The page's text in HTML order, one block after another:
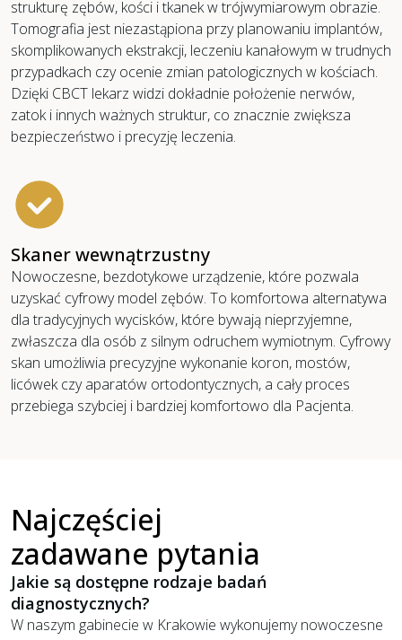
strukturę zębów, kości i tkanek w trójwymiarowym obrazie.
Tomografia jest niezastąpiona przy planowaniu implantów,
skomplikowanych ekstrakcji, leczeniu kanałowym w trudnych
przypadkach czy ocenie zmian patologicznych w kościach.
Dzięki CBCT lekarz widzi dokładnie położenie nerwów,
zatok i innych ważnych struktur, co znacznie zwiększa
bezpieczeństwo i precyzję leczenia.
Skaner wewnątrzustny
Nowoczesne, bezdotykowe urządzenie, które pozwala
uzyskać cyfrowy model zębów. To komfortowa alternatywa
dla tradycyjnych wycisków, które bywają nieprzyjemne,
zwłaszcza dla osób z silnym odruchem wymiotnym. Cyfrowy
skan umożliwia precyzyjne wykonanie koron, mostów,
licówek czy aparatów ortodontycznych, a cały proces
przebiega szybciej i bardziej komfortowo dla Pacjenta.
Najczęściej
zadawane pytania
Jakie są dostępne rodzaje badań
diagnostycznych?
W naszym gabinecie w Krakowie wykonujemy nowoczesne